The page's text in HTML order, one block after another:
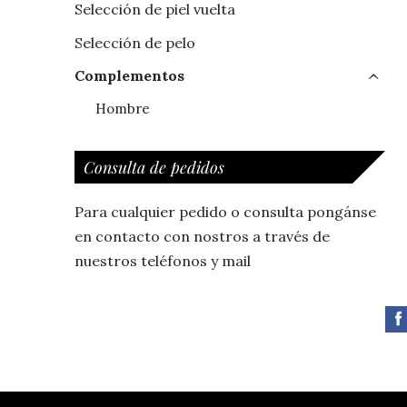
Selección de piel vuelta
Selección de pelo
Complementos
Hombre
›
Consulta de pedidos
Para cualquier pedido o consulta pongánse
en contacto con nostros a través de
nuestros teléfonos y mail